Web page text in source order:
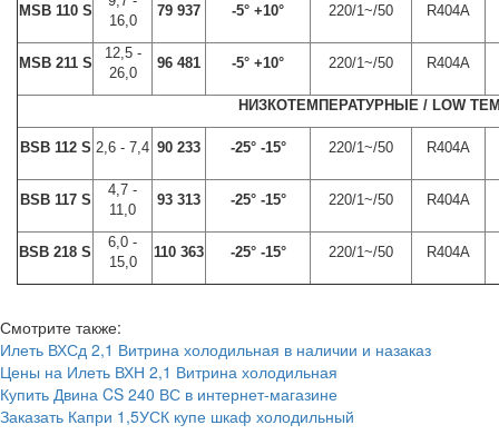
MSB 110 S
16,0
79 937 -5° +10° 220/1~/50 R404A
MSB 211 S
12,5 -
26,0
96 481 -5° +10° 220/1~/50 R404A
НИЗКОТЕМПЕРАТУРНЫЕ / LOW
BSB 112 S 2,6 - 7,4 90 233 -25° -15° 220/1~/50 R404A
BSB 117 S
4,7 -
11,0
93 313 -25° -15° 220/1~/50 R404A
BSB 218 S
6,0 -
15,0
110 363 -25° -15° 220/1~/50 R404A
Смотрите также:
Илеть ВХСд 2,1 Витрина холодильная в наличии и назаказ
Цены на Илеть ВХН 2,1 Витрина холодильная
Купить Двина CS 240 ВС в интернет-магазине
Заказать Капри 1,5УСК купе шкаф холодильный